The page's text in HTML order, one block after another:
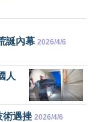
誕內幕 2026/4/6
人
術遇挫 2026/4/6